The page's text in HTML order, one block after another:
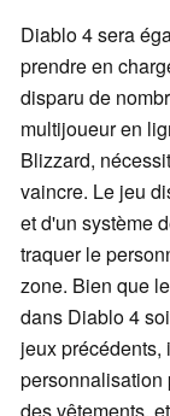
Diablo 4 sera
prendre en
disparu de
multijoueur en
Blizzard,
vaincre. Le jeu
et d'un système
traquer le
zone. Bien que
dans Diablo 4
jeux
personnalisation